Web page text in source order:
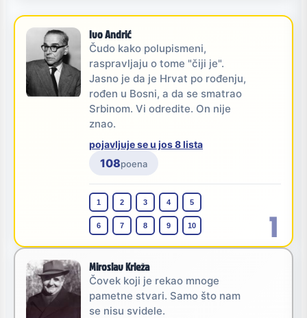
1
Ivo Andrić
Čudo kako polupismeni,
raspravljaju o tome "čiji je".
Jasno je da je Hrvat po rođenju,
rođen u Bosni, a da se smatrao
Srbinom. Vi odredite. On nije
znao.
pojavljuje se u jos 8 lista
108poena
1 2 3 4 5
6 7 8 9 10
Miroslav Krleža
Čovek koji je rekao mnoge
pametne stvari. Samo što nam
se nisu svidele.